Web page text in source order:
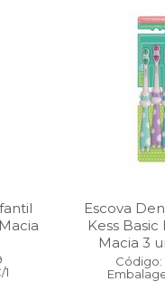
Escova
Kess Basic
Macia 3
Código: